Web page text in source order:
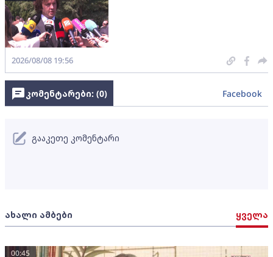
2026/08/08 19:56
ახალი ამბები ყველა
00:45
კომენტარები: (0) Facebook
გააკეთე კომენტარი